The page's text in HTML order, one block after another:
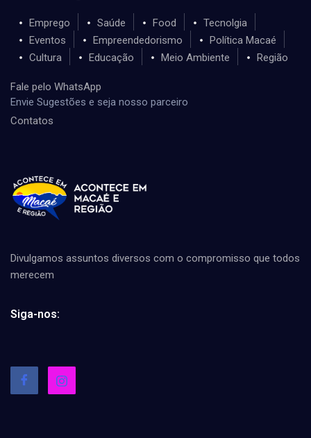
Emprego Saúde Food
Tecnolgia
Eventos
Empreendedorismo
Política Macaé
Cultura
Educação Meio Ambiente Região
Fale pelo WhatsApp
Envie Sugestões e seja nosso parceiro
Contatos
Divulgamos assuntos diversos com o compromisso que todos
merecem
Siga-nos: